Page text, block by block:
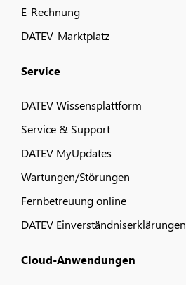
E-Rechnung
DATEV-Marktplatz
Service
DATEV Wissensplattform
Service & Support
DATEV MyUpdates
Wartungen/Störungen
Fernbetreuung online
DATEV Einverständniserklärungen
Cloud-Anwendungen